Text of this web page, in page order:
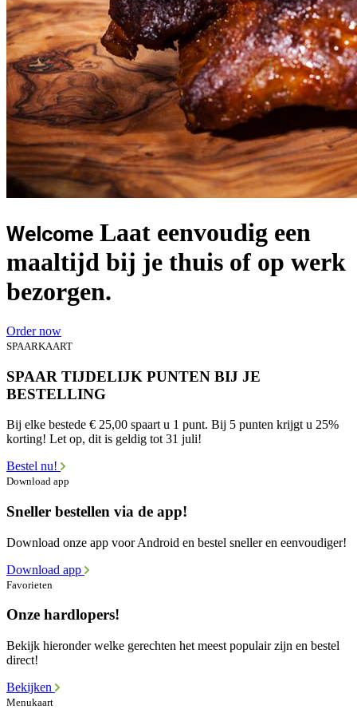
Welcome Laat eenvoudig een
maaltijd bij je thuis of op werk
bezorgen.
Order now
SPAARKAART
SPAAR TIJDELIJK PUNTEN BIJ JE
BESTELLING
Bij elke bestede € 25,00 spaart u 1 punt. Bij 5 punten krijgt u 25%
korting! Let op, dit is geldig tot 31 juli!
Bestel nu!
Download app
Sneller bestellen via de app!
Download onze app voor Android en bestel sneller en eenvoudiger!
Download app
Favorieten
Onze hardlopers!
Bekijk hieronder welke gerechten het meest populair zijn en bestel
direct!
Bekijken
Menukaart